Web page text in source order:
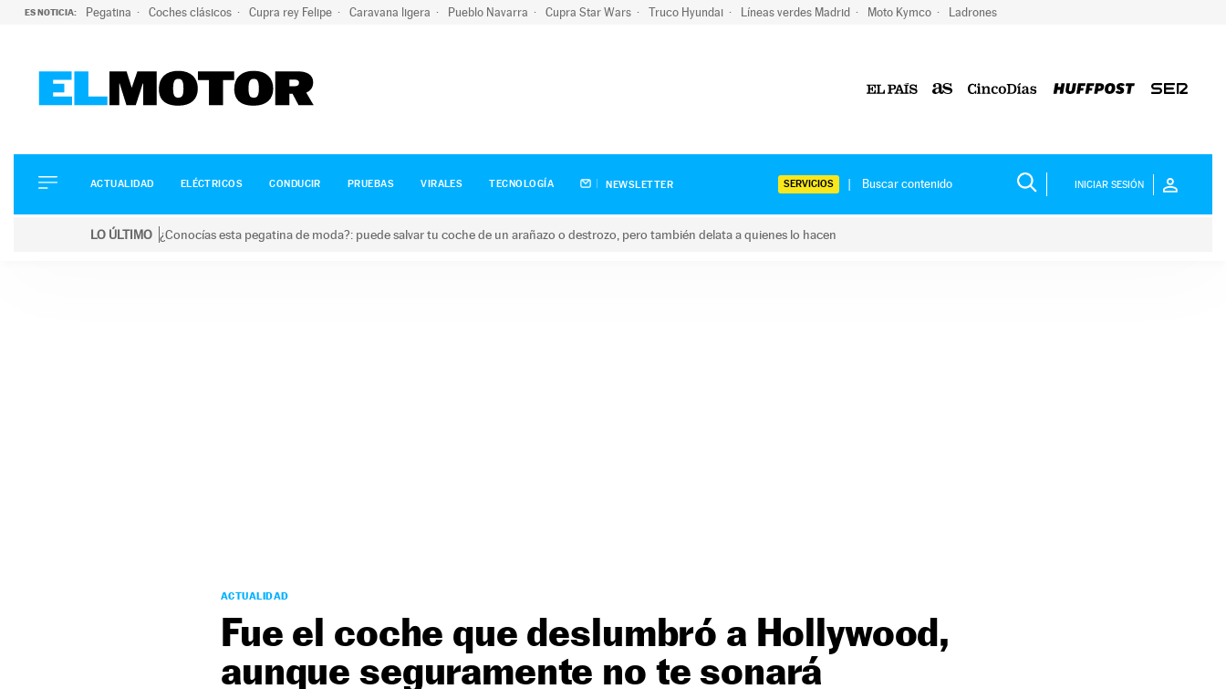
ES NOTICIA: Pegatina Coches clásicos Cupra rey Felipe Caravana ligera Pueblo Navarra Cupra Star Wars Truco Hyundai Líneas verdes Madrid Moto Kymco Ladrones
ELÉCTRICOS
CONDUCIR
ACTUALIDAD ELÉCTRICOS CONDUCIR PRUEBAS VIRALES TECNOLOGÍA NEWSLETTER SERVICIOS INICIAR SESIÓN
LO ÚLTIMO ¿Conocías esta pegatina de moda?: puede salvar tu coche de un arañazo o destrozo, pero también delata a quienes lo hacen
ACTUALIDAD
Fue el coche que deslumbró a Hollywood,
aunque seguramente no te sonará